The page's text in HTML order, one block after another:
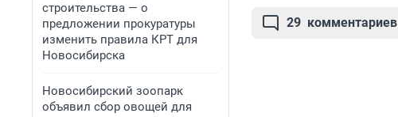
строительства — о
предложении прокуратуры
изменить правила КРТ для
Новосибирска
Новосибирский зоопарк
объявил сбор овощей для
29 комментариев